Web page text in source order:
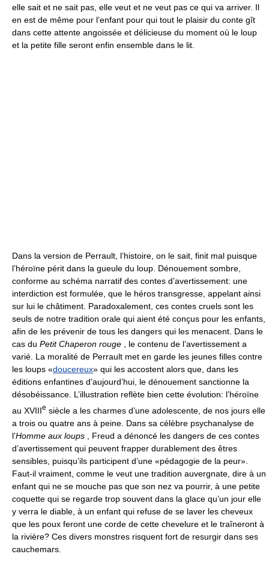
elle sait et ne sait pas, elle veut et ne veut pas ce qui va arriver. Il
en est de même pour l’enfant pour qui tout le plaisir du conte gît
dans cette attente angoissée et délicieuse du moment où le loup
et la petite fille seront enfin ensemble dans le lit.
Dans la version de Perrault, l’histoire, on le sait, finit mal puisque
l’héroïne périt dans la gueule du loup. Dénouement sombre,
conforme au schéma narratif des contes d’avertissement: une
interdiction est formulée, que le héros transgresse, appelant ainsi
sur lui le châtiment. Paradoxalement, ces contes cruels sont les
seuls de notre tradition orale qui aient été conçus pour les enfants,
afin de les prévenir de tous les dangers qui les menacent. Dans le
cas du Petit Chaperon rouge , le contenu de l’avertissement a
varié. La moralité de Perrault met en garde les jeunes filles contre
les loups «doucereux» qui les accostent alors que, dans les
éditions enfantines d’aujourd’hui, le dénouement sanctionne la
désobéissance. L’illustration reflète bien cette évolution: l’héroïne
au XVIIIe siècle a les charmes d’une adolescente, de nos jours elle
a trois ou quatre ans à peine. Dans sa célèbre psychanalyse de
l’Homme aux loups , Freud a dénoncé les dangers de ces contes
d’avertissement qui peuvent frapper durablement des êtres
sensibles, puisqu’ils participent d’une «pédagogie de la peur».
Faut-il vraiment, comme le veut une tradition auvergnate, dire à un
enfant qui ne se mouche pas que son nez va pourrir, à une petite
coquette qui se regarde trop souvent dans la glace qu’un jour elle
y verra le diable, à un enfant qui refuse de se laver les cheveux
que les poux feront une corde de cette chevelure et le traîneront à
la rivière? Ces divers monstres risquent fort de resurgir dans ses
cauchemars.